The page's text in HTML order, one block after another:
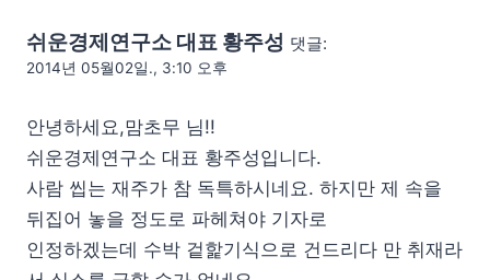
쉬운경제연구소 대표 황주성 댓글:
2014년 05월02일., 3:10 오후
안녕하세요,맘초무 님!!
쉬운경제연구소 대표 황주성입니다.
사람 씹는 재주가 참 독특하시네요. 하지만 제 속을
뒤집어 놓을 정도로 파헤쳐야 기자로
인정하겠는데 수박 겉핥기식으로 건드리다 만 취재라